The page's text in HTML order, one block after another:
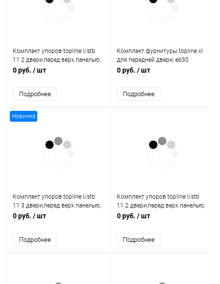
Комплект упоров topline l/stb
11 2 двери,перед верх.панелью,
без огранич. хода 9206311
0 руб. / шт
Подробнее
Комплект фурнитуры topline xl
для передней двери, eb30
9181742 Hettich
0 руб. / шт
Подробнее
Новинка
Комплект упоров topline l/stb
11 3 двери,перед верх.панелью,
огранич. хода 9206310 Hettich
0 руб. / шт
Подробнее
Комплект упоров topline l/stb
11 2 двери,перед верх.панелью,
огранич. хода 9206309 Hettich
0 руб. / шт
Подробнее